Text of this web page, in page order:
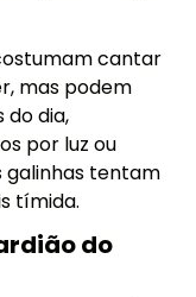
cantar
mas podem
dia,
por luz ou
galinhas tentam
tímida.
do